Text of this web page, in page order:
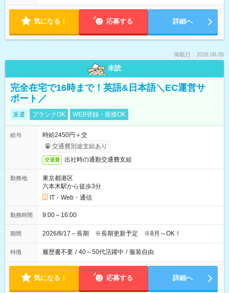
気になる！ 応募する 詳細へ
掲載日：2026.08.05
未読
完全在宅で16時まで！英語&日本語＼EC運営サ
ポート／
派遣 ブランクOK WEB登録・面接OK
給与
時給2450円＋交
交通費別途支給あり
交通費 出社時の通勤交通費支給
勤務地
東京都港区
六本木駅から徒歩3分
IT・Web・通信
勤務時間 9:00～16:00
期間 2026/8/17～長期 ※長期更新予定 ※8月～OK！
特徴 履歴書不要 / 40～50代活躍中 / 服装自由
気になる！ 応募する 詳細へ